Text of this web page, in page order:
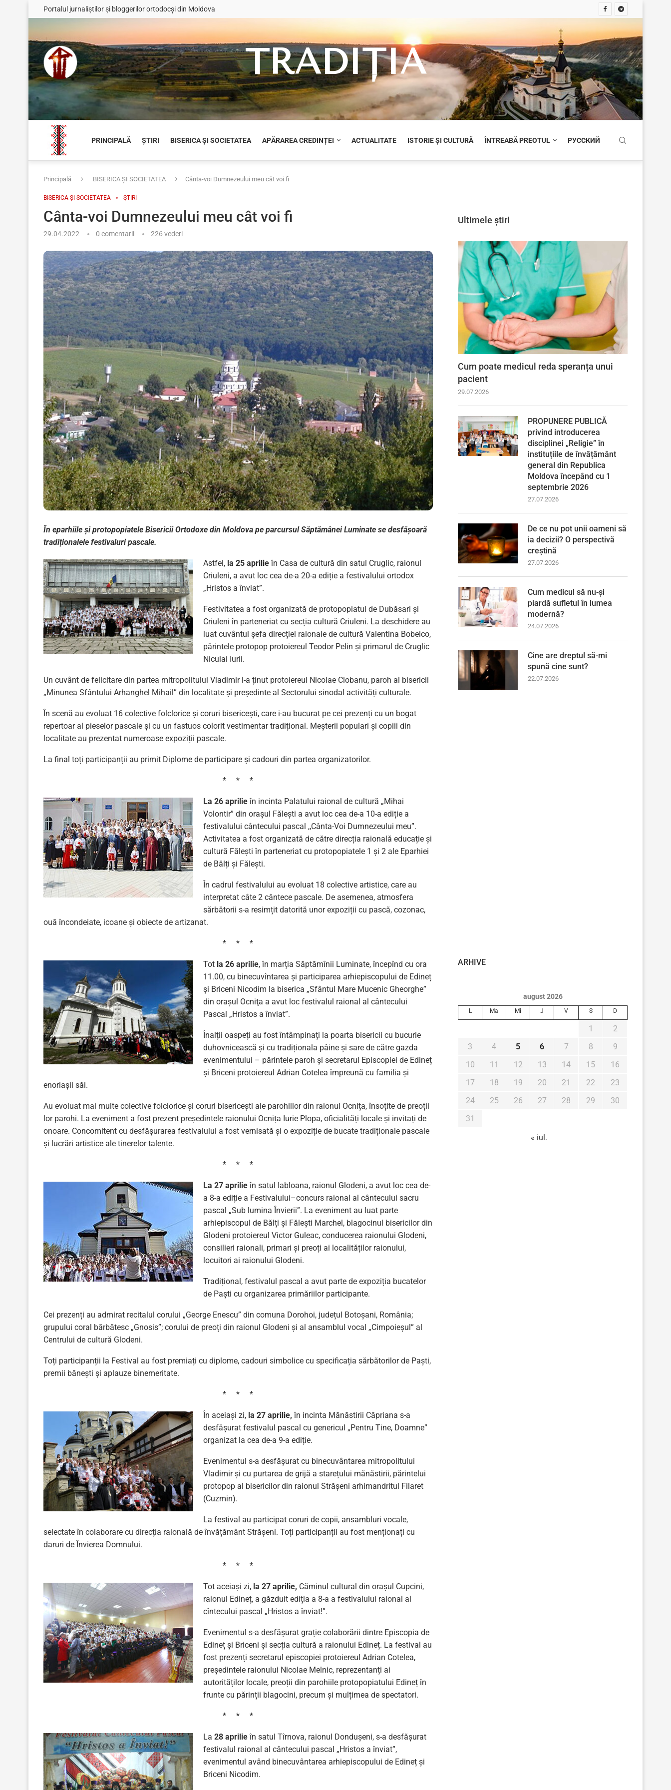
Portalul jurnaliștilor și bloggerilor ortodocși din Moldova
TRADIȚIA
PRINCIPALĂ ȘTIRI BISERICA ȘI SOCIETATEA APĂRAREA CREDINȚEI ACTUALITATE ISTORIE ȘI CULTURĂ ÎNTREABĂ PREOTUL РУССКИЙ
Principală BISERICA ȘI SOCIETATEA Cânta-voi Dumnezeului meu cât voi fi
BISERICA ȘI SOCIETATEA ȘTIRI
Cânta-voi Dumnezeului meu cât voi fi
29.04.2022 0 comentarii 226 vederi
În eparhiile și protopopiatele Bisericii Ortodoxe din Moldova pe parcursul Săptămânei Luminate se desfășoară
tradiționalele festivaluri pascale.
Astfel, la 25 aprilie în Casa de cultură din satul Cruglic, raionul
Criuleni, a avut loc cea de-a 20-a ediție a festivalului ortodox
„Hristos a înviat”.
Festivitatea a fost organizată de protopopiatul de Dubăsari și
Criuleni în parteneriat cu secția cultură Criuleni. La deschidere au
luat cuvântul șefa direcției raionale de cultură Valentina Bobeico,
părintele protopop protoiereul Teodor Pelin și primarul de Cruglic
Niculai Iurii.
Un cuvânt de felicitare din partea mitropolitului Vladimir l-a ținut protoiereul Nicolae Ciobanu, paroh al bisericii
„Minunea Sfântului Arhanghel Mihail” din localitate și președinte al Sectorului sinodal activități culturale.
În scenă au evoluat 16 colective folclorice și coruri bisericești, care i-au bucurat pe cei prezenți cu un bogat
repertoar al pieselor pascale și cu un fastuos colorit vestimentar tradițional. Meșterii populari și copiii din
localitate au prezentat numeroase expoziții pascale.
La final toți participanții au primit Diplome de participare și cadouri din partea organizatorilor.
* * *
La 26 aprilie în incinta Palatului raional de cultură „Mihai
Volontir” din orașul Fălești a avut loc cea de-a 10-a ediție a
festivalului cântecului pascal ,,Cânta-Voi Dumnezeului meu”.
Activitatea a fost organizată de către direcția raională educație și
cultură Fălești în parteneriat cu protopopiatele 1 și 2 ale Eparhiei
de Bălți și Fălești.
În cadrul festivalului au evoluat 18 colective artistice, care au
interpretat câte 2 cântece pascale. De asemenea, atmosfera
sărbătorii s-a resimțit datorită unor expoziții cu pască, cozonac,
ouă încondeiate, icoane și obiecte de artizanat.
* * *
Tot la 26 aprilie, în marția Săptămînii Luminate, începînd cu ora
11.00, cu binecuvîntarea și participarea arhiepiscopului de Edineț
și Briceni Nicodim la biserica „Sfântul Mare Mucenic Gheorghe”
din orașul Ocniţa a avut loc festivalul raional al cântecului
Pascal „Hristos a înviat”.
Înalții oaspeți au fost întâmpinați la poarta bisericii cu bucurie
duhovnicească și cu tradiționala pâine și sare de către gazda
evenimentului – părintele paroh și secretarul Episcopiei de Edineț
și Briceni protoiereul Adrian Cotelea împreună cu familia și
enoriașii săi.
Au evoluat mai multe colective folclorice și coruri bisericești ale parohiilor din raionul Ocnița, însoțite de preoții
lor parohi. La eveniment a fost prezent președintele raionului Ocnița Iurie Plopa, oficialități locale și invitați de
onoare. Concomitent cu desfășurarea festivalului a fost vernisată și o expoziție de bucate tradiționale pascale
și lucrări artistice ale tinerelor talente.
* * *
La 27 aprilie în satul Iabloana, raionul Glodeni, a avut loc cea de-
a 8-a ediție a Festivalului–concurs raional al cântecului sacru
pascal „Sub lumina Învierii”. La eveniment au luat parte
arhiepiscopul de Bălți și Fălești Marchel, blagocinul bisericilor din
Glodeni protoiereul Victor Guleac, conducerea raionului Glodeni,
consilieri raionali, primari și preoți ai localităților raionului,
locuitori ai raionului Glodeni.
Tradițional, festivalul pascal a avut parte de expoziția bucatelor
de Paști cu organizarea primăriilor participante.
Cei prezenți au admirat recitalul corului „George Enescu” din comuna Dorohoi, județul Botoșani, România;
grupului coral bărbătesc „Gnosis”; corului de preoți din raionul Glodeni și al ansamblul vocal „Cimpoieșul” al
Centrului de cultură Glodeni.
Toți participanții la Festival au fost premiați cu diplome, cadouri simbolice cu specificația sărbătorilor de Paști,
premii bănești și aplauze binemeritate.
* * *
În aceiași zi, la 27 aprilie, în incinta Mănăstirii Căpriana s-a
desfășurat festivalul pascal cu genericul „Pentru Tine, Doamne”
organizat la cea de-a 9-a ediție.
Evenimentul s-a desfășurat cu binecuvântarea mitropolitului
Vladimir și cu purtarea de grijă a starețului mănăstirii, părintelui
protopop al bisericilor din raionul Strășeni arhimandritul Filaret
(Cuzmin).
La festival au participat coruri de copii, ansambluri vocale,
selectate în colaborare cu direcția raională de învățământ Strășeni. Toți participanții au fost menționați cu
daruri de Învierea Domnului.
* * *
Tot aceiași zi, la 27 aprilie, Căminul cultural din orașul Cupcini,
raionul Edineț, a găzduit ediția a 8-a a festivalului raional al
cîntecului pascal „Hristos a înviat!”.
Evenimentul s-a desfășurat grație colaborării dintre Episcopia de
Edineț și Briceni și secția cultură a raionului Edineț. La festival au
fost prezenți secretarul episcopiei protoiereul Adrian Cotelea,
președintele raionului Nicolae Melnic, reprezentanți ai
autorităților locale, preoții din parohiile protopopiatului Edineț în
frunte cu părinții blagocini, precum și mulțimea de spectatori.
* * *
La 28 aprilie în satul Tîrnova, raionul Dondușeni, s-a desfășurat
festivalul raional al cântecului pascal „Hristos a înviat”,
evenimentul având binecuvântarea arhiepiscopului de Edineț și
Briceni Nicodim.
Ultimele știri
Cum poate medicul reda speranța unui
pacient
29.07.2026
PROPUNERE PUBLICĂ
privind introducerea
disciplinei „Religie” în
instituțiile de învățământ
general din Republica
Moldova începând cu 1
septembrie 2026
27.07.2026
De ce nu pot unii oameni să
ia decizii? O perspectivă
creștină
27.07.2026
Cum medicul să nu-și
piardă sufletul în lumea
modernă?
24.07.2026
Cine are dreptul să-mi
spună cine sunt?
22.07.2026
ARHIVE
august 2026
L Ma Mi J V S D
1
2
3
4 5 6 7 8
9
10
11 12 13 14 15
16
17
18 19 20 21 22
23
24
25 26 27 28 29
30
31
« iul.